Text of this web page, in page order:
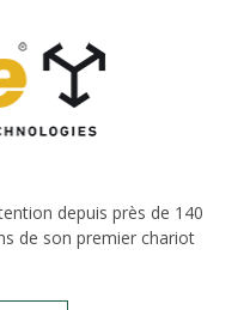
depuis près de 140
de son premier chariot